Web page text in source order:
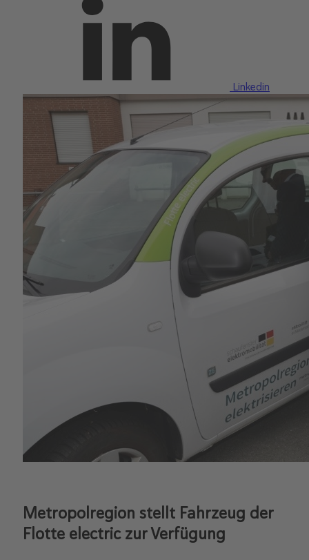
Linkedin
Metropolregion stellt Fahrzeug der
Flotte electric zur Verfügung